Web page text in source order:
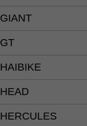
GIANT
GT
HAIBIKE
HEAD
HERCULES